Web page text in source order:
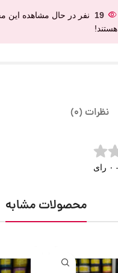
19
نفر در حال مشاهده این
هستند!
نظرات (0)
محصولات مشابه